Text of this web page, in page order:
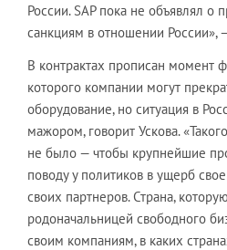
России. SAP пока не объявлял о
санкциям в отношении России»,
В контрактах прописан момент
которого компании могут
оборудование, но ситуация в
мажором, говорит Ускова.
не было — чтобы крупнейшие
поводу у политиков в ущерб
своих партнеров. Страна,
родоначальницей свободного
своим компаниям, в каких